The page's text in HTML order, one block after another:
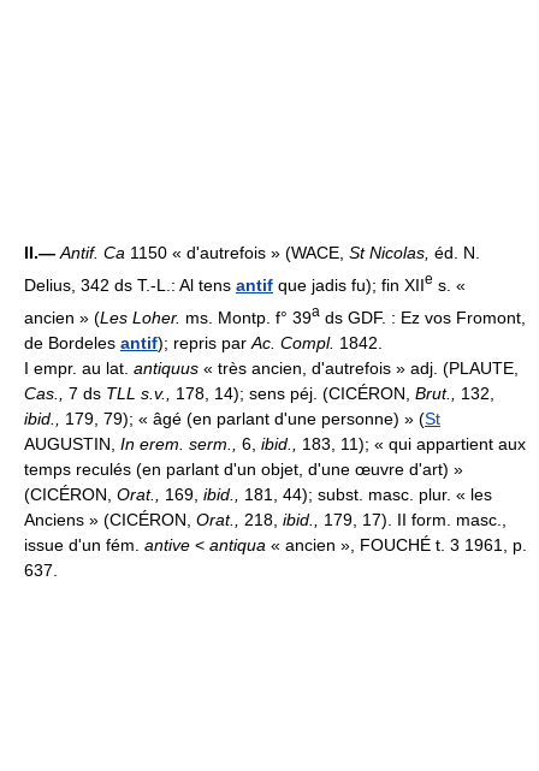
II.—Antif. Ca 1150 « d'autrefois » (WACE, St Nicolas, éd. N.
Delius, 342 ds T.-L.: Al tens antif que jadis fu); fin XIIe s. «
ancien » (Les Loher. ms. Montp. f° 39a ds GDF. : Ez vos Fromont,
de Bordeles antif); repris par Ac. Compl. 1842.
I empr. au lat. antiquus « très ancien, d'autrefois » adj. (PLAUTE,
Cas.,
7 ds TLL s.v., 178, 14); sens péj. (CICÉRON, Brut.,
132,
ibid., 179, 79); « âgé (en parlant d'une personne) » (St
AUGUSTIN, In erem. serm., 6, ibid.,
183, 11); « qui appartient aux
temps reculés (en parlant d'un objet, d'une œuvre d'art) »
(CICÉRON, Orat., 169, ibid.,
181, 44); subst. masc. plur. « les
Anciens » (CICÉRON, Orat., 218, ibid.,
179, 17). II form. masc.,
issue d'un fém. antive < antiqua « ancien », FOUCHÉ t. 3 1961, p.
637.